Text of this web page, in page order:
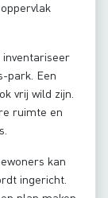
park. Een
vrij wild zijn.
ruimte en
kan
ingericht.